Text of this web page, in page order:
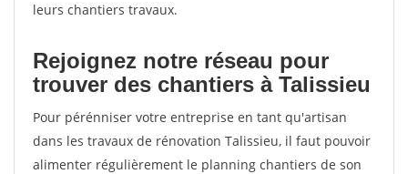
leurs chantiers travaux.
Rejoignez notre réseau pour
trouver des chantiers à Talissieu
Pour pérénniser votre entreprise en tant qu'artisan
dans les travaux de rénovation Talissieu, il faut pouvoir
alimenter régulièrement le planning chantiers de son